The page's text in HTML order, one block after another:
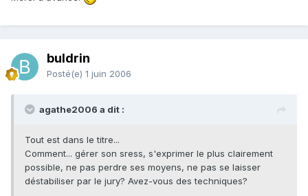
buldrin
Posté(e) 1 juin 2006
agathe2006 a dit :
Tout est dans le titre...
Comment... gérer son sress, s'exprimer le plus clairement
possible, ne pas perdre ses moyens, ne pas se laisser
déstabiliser par le jury? Avez-vous des techniques?